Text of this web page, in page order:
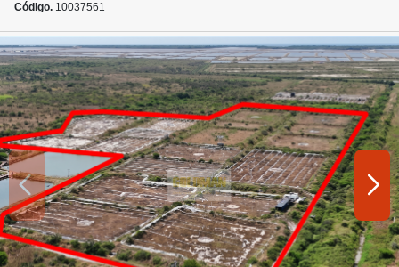
Código. 10037561